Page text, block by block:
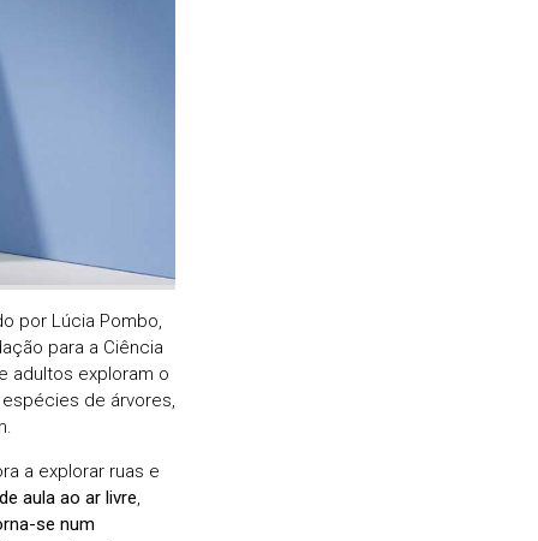
por Lúcia Pombo,
para a Ciência
adultos exploram o
de árvores,
a explorar ruas e
aula ao ar livre,
se num